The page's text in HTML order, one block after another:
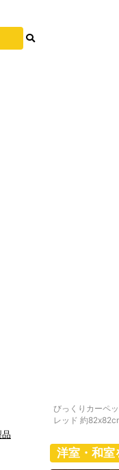
びっくりカーペッ
レッド 約
洋室・和室